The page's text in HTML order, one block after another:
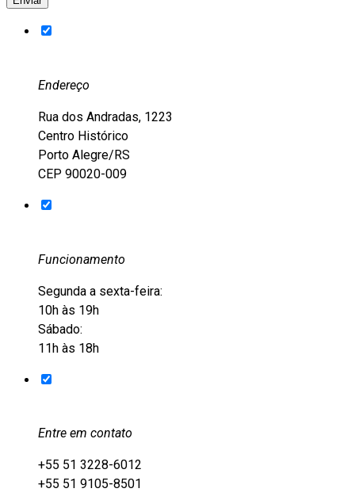
Endereço
Rua dos Andradas, 1223
Centro Histórico
Porto Alegre/RS
CEP 90020-009
Funcionamento
Segunda a sexta-feira:
10h às 19h
Sábado:
11h às 18h
Entre em contato
+55 51 3228-6012
+55 51 9105-8501